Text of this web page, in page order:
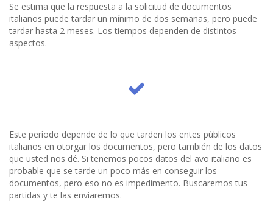
Se estima que la respuesta a la solicitud de documentos
italianos puede tardar un mínimo de dos semanas, pero puede
tardar hasta 2 meses. Los tiempos dependen de distintos
aspectos.
Este período depende de lo que tarden los entes públicos
italianos en otorgar los documentos, pero también de los datos
que usted nos dé. Si tenemos pocos datos del avo italiano es
probable que se tarde un poco más en conseguir los
documentos, pero eso no es impedimento. Buscaremos tus
partidas y te las enviaremos.